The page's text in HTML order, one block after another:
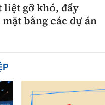
liệt gỡ khó, đẩy
bằng các dự án